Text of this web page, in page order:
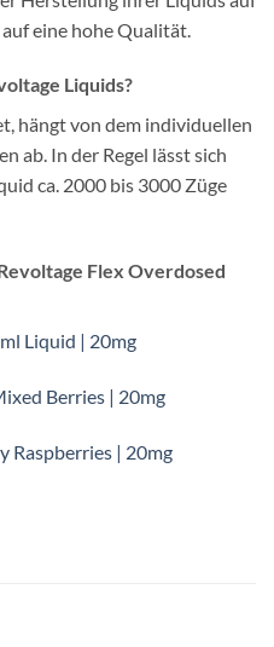
eine hohe Qualität.
Liquids?
hängt von dem individuellen
ab. In der Regel lässt sich
ca. 2000 bis 3000 Züge
Flex Overdosed
Liquid | 20mg
Berries | 20mg
Raspberries | 20mg